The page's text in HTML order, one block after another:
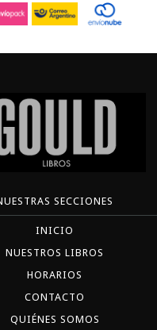
SECCIONES
INICIO
NUESTROS LIBROS
HORARIOS
CONTACTO
QUIÉNES SOMOS